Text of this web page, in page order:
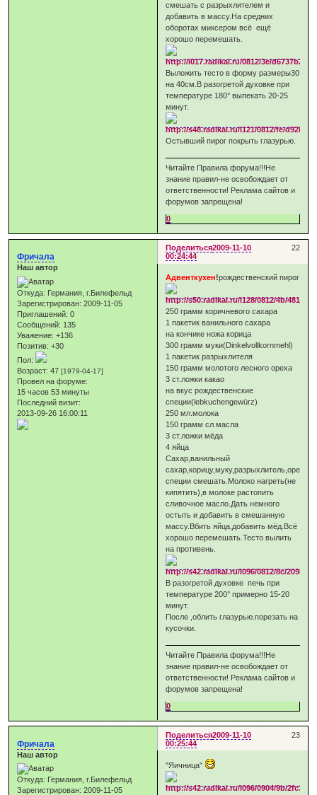
смешать с разрыхлителем и
добавить в массу.На средних
оборотах миксером всё ещё
хорошо перемешать.
Выложить тесто в форму размеры30
на 40см.В разогретой духовке при
температуре 180° выпекать 20-25
минут.
Остывший пирог покрыть глазурью.
Читайте Правила форума!!!Не
знание правил-не освобождает от
ответственности! Реклама сайтов и
форумов запрещена!
0
Поделиться 22
2009-11-10
00:24:44
Фричала
Наш автор
Откуда: Германия, г.Билефельд
Зарегистрирован: 2009-11-05
Приглашений: 0
Сообщений: 135
Уважение: +136
Позитив: +30
Пол:
Возраст: 47[1979-04-17]
Провел на форуме:
15 часов 53 минуты
Последний визит:
2013-09-26 16:00:11
Адвенткухен!рождественский пирог
250 грамм коричневого сахара
1 пакетик ванильного сахара
на кончике ножа корица
300 грамм муки(Dinkelvollkornmehl)
1 пакетик разрыхлителя
150 грамм молотого лесного ореха
3 ст.ложки какао
на вкус рождественские
специи(lebkuchengewürz)
250 мл.молока
150 грамм сл.масла
3 ст.ложки мёда
4 яйца
Сахар,ванильный
специи смешать.Молоко нагреть(не
кипятить),в молоке растопить
сливочное масло.Дать немного
остыть и добавить в смешанную
массу.Вбить яйца,добавить мёд.Всё
хорошо перемешать.Тесто вылить
на противень.
В разогретой духовке печь при
температуре 200° примерно 15-20
минут.
После ,облить глазурью.порезать на
кусочки.
Читайте Правила форума!!!Не
знание правил-не освобождает от
ответственности! Реклама сайтов и
форумов запрещена!
0
Поделиться 23
2009-11-10
00:25:44
Фричала
Наш автор
Откуда: Германия, г.Билефельд
Зарегистрирован: 2009-11-05
"Яичница"